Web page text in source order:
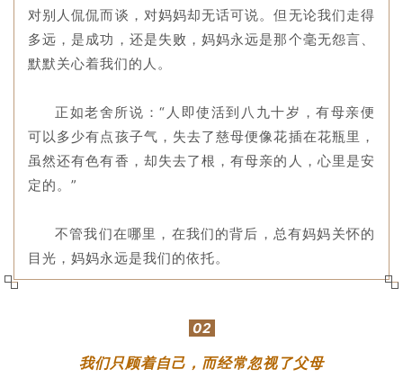
对别人侃侃而谈，对妈妈却无话可说。但无论我们走得
多远，是成功，还是失败，妈妈永远是那个毫无怨言、
默默关心着我们的人。
正如老舍所说：“人即使活到八九十岁，有母亲便
可以多少有点孩子气，失去了慈母便像花插在花瓶里，
虽然还有色有香，却失去了根，有母亲的人，心里是安
定的。”
不管我们在哪里，在我们的背后，总有妈妈关怀的
目光，妈妈永远是我们的依托。
02
我们只顾着自己，而经常忽视了父母